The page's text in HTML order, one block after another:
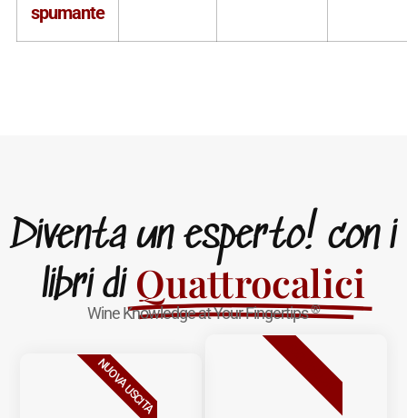
spumante
Diventa un esperto! con i
libri di Quattrocalici
Wine Knowledge at Your Fingertips®
NUOVA USCITA BESTSELLER